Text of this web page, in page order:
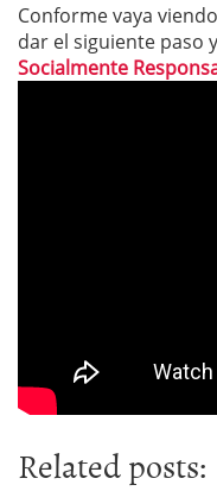
Conforme vaya
dar el siguiente paso
Socialmente
Related posts: